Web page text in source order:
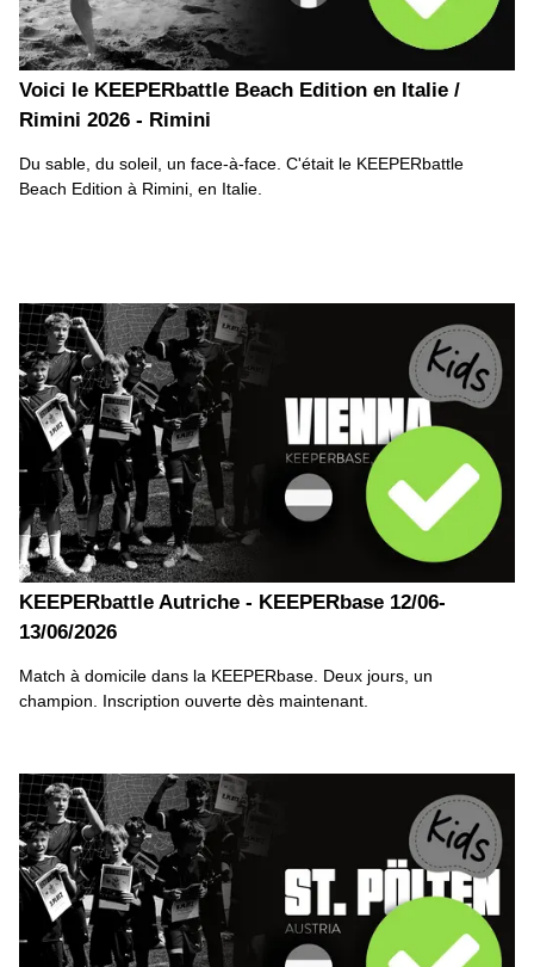
Voici le KEEPERbattle Beach Edition en Italie /
Rimini 2026 - Rimini
Du sable, du soleil, un face-à-face. C'était le KEEPERbattle
Beach Edition à Rimini, en Italie.
KEEPERbattle Autriche - KEEPERbase 12/06-
13/06/2026
Match à domicile dans la KEEPERbase. Deux jours, un
champion. Inscription ouverte dès maintenant.